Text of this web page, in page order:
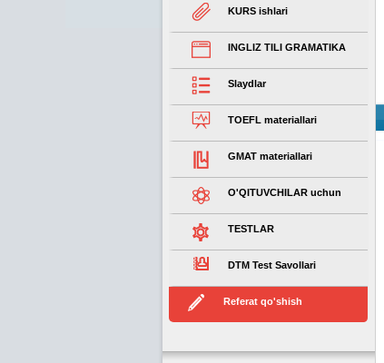
KURS ishlari
INGLIZ TILI GRAMATIKA
Slaydlar
TOEFL materiallari
GMAT materiallari
O'QITUVCHILAR uchun
TESTLAR
DTM Test Savollari
Referat qo'shish